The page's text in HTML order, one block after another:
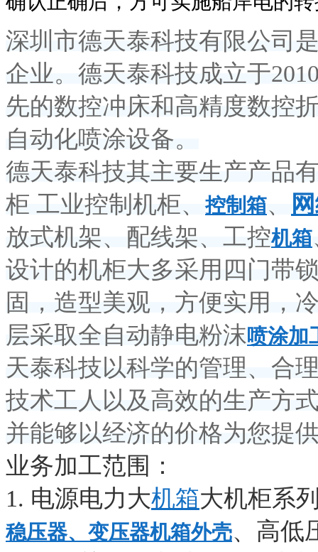
深圳市德天泰科技有限公司
企业。德天泰科技成立于
先的数控冲床和高精度数控
自动化喷涂设备。
德天泰科技其主要生产产品
柜 工业控制机柜、控制箱、
放式机架、配线架、工控机箱
设计的机柜大多采用四门带
固，造型美观，方便实用，
层采取全自动静电粉沫喷涂加
天泰科技以科学的管理、合
技术工人以及高效的生产方
并能够以经济的价格为您提
业务加工范围：
1. 电源电力大机箱大机柜系
稳压器、变压器机箱外壳、高低